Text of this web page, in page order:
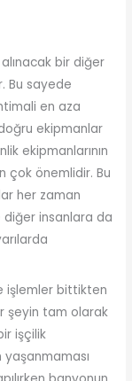
bir diğer
Bu sayede
en aza
ekipmanlar
ekipmanlarının
çok önemlidir. Bu
her zaman
insanlara da
işlemler bittikten
şeyin tam olarak
işçilik